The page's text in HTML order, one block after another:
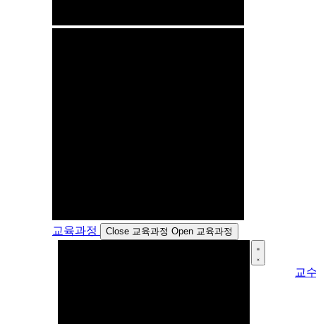
교육과정 Close 교육과정 Open 교육과정
교